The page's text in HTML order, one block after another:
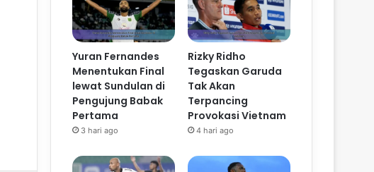
Yuran Fernandes
Menentukan Final
lewat Sundulan di
Pengujung Babak
Pertama
3 hari ago
Rizky Ridho
Tegaskan Garuda
Tak Akan
Terpancing
Provokasi Vietnam
4 hari ago